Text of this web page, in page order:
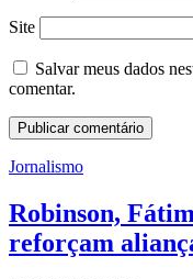
Site
Salvar meus dados
comentar.
Jornalismo
Robinson,
reforçam